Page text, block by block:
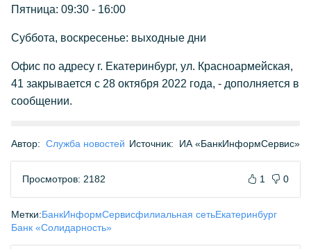
Пятница: 09:30 - 16:00
Суббота, воскресенье: выходные дни
Офис по адресу г. Екатеринбург, ул. Красноармейская,
41 закрывается с 28 октября 2022 года, - дополняется в
сообщении.
Автор: Служба новостей Источник: ИА «БанкИнформСервис»
Просмотров: 2182 1 0
Метки:БанкИнформСервисфилиальная сетьЕкатеринбург
Банк «Солидарность»